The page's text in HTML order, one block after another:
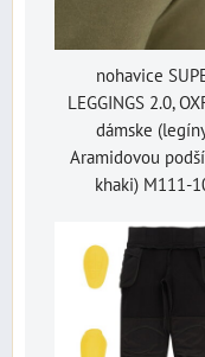
nohavice
LEGGINGS 2.0,
dámske
Aramidovou
khaki) M111-